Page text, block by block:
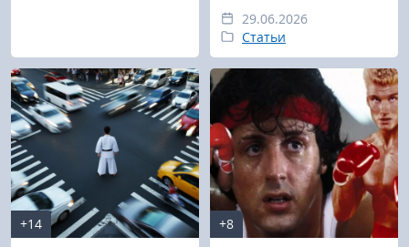
29.06.2026
Статьи
+14
+8